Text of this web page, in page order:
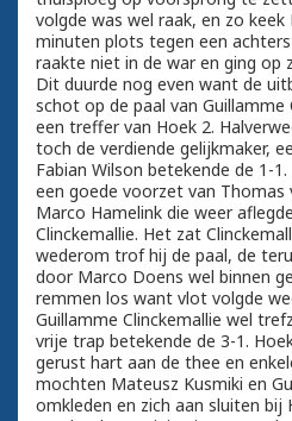
volgde was wel raak, en zo
minuten plots tegen een
raakte niet in de war en ging op
Dit duurde nog even want de
schot op de paal van
een treffer van Hoek 2.
toch de verdiende gelijkmaker,
Fabian Wilson betekende de 1-
een goede voorzet van Thomas
Marco Hamelink die weer
Clinckemallie. Het zat
wederom trof hij de paal, de
door Marco Doens wel binnen
remmen los want vlot volgde
Guillamme Clinckemallie wel
vrije trap betekende de 3-1.
gerust hart aan de thee en
mochten Mateusz Kusmiki en
omkleden en zich aan sluiten bij